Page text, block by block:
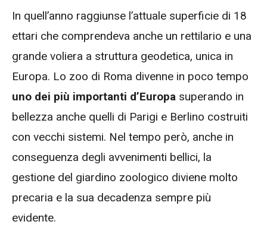
In quell’anno raggiunse l’attuale superficie di 18
ettari che comprendeva anche un rettilario e una
grande voliera a struttura geodetica, unica in
Europa. Lo zoo di Roma divenne in poco tempo
uno dei più importanti d’Europa superando in
bellezza anche quelli di Parigi e Berlino costruiti
con vecchi sistemi. Nel tempo però, anche in
conseguenza degli avvenimenti bellici, la
gestione del giardino zoologico diviene molto
precaria e la sua decadenza sempre più
evidente.